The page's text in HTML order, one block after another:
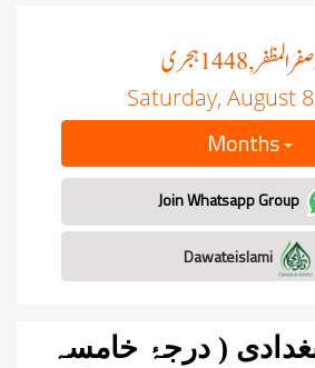
صفر المظفر, 1448 ہجری
Saturday, August
Months
Join Whatsapp Group
( درجۂ خامسہ